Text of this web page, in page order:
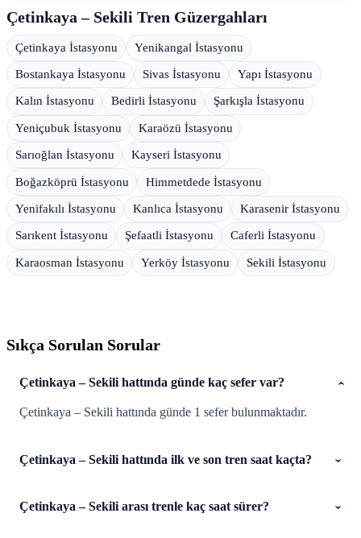
Çetinkaya – Sekili Tren Güzergahları
Çetinkaya İstasyonu Yenikangal İstasyonu
Bostankaya İstasyonu Sivas İstasyonu Yapı İstasyonu
Kalın İstasyonu Bedirli İstasyonu Şarkışla İstasyonu
Yeniçubuk İstasyonu Karaözü İstasyonu
Sarıoğlan İstasyonu Kayseri İstasyonu
Boğazköprü İstasyonu Himmetdede İstasyonu
Yenifakılı İstasyonu Kanlıca İstasyonu Karasenir İstasyonu
Sarıkent İstasyonu Şefaatli İstasyonu Caferli İstasyonu
Karaosman İstasyonu Yerköy İstasyonu Sekili İstasyonu
Sıkça Sorulan Sorular
Çetinkaya – Sekili hattında günde kaç sefer var?
Çetinkaya – Sekili hattında günde 1 sefer bulunmaktadır.
Çetinkaya – Sekili hattında ilk ve son tren saat kaçta?
Çetinkaya – Sekili arası trenle kaç saat sürer?